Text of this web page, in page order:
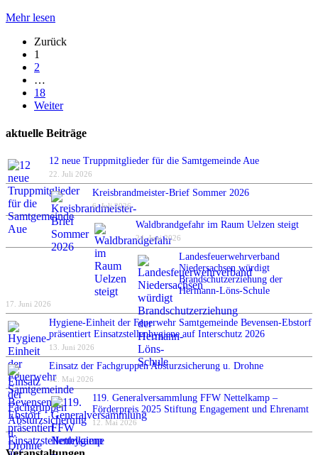
Mehr lesen
Zurück
1
2
…
18
Weiter
aktuelle Beiträge
12 neue Truppmitglieder für die Samtgemeinde Aue
22. Juli 2026
Kreisbrandmeister-Brief Sommer 2026
6. Juli 2026
Waldbrandgefahr im Raum Uelzen steigt
24. Juni 2026
Landesfeuerwehrverband
Niedersachsen würdigt
Brandschutzerziehung der
Hermann-Löns-Schule
17. Juni 2026
Hygiene-Einheit der Feuerwehr Samtgemeinde Bevensen-Ebstorf
präsentiert Einsatzstellenhygiene auf Interschutz 2026
13. Juni 2026
Einsatz der Fachgruppen Absturzsicherung u. Drohne
12. Mai 2026
119. Generalversammlung FFW Nettelkamp –
Förderpreis 2025 Stiftung Engagement und Ehrenamt
12. Mai 2026